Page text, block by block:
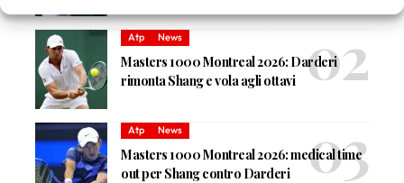
Atp News
Masters 1000 Montreal 2026: Darderi
rimonta Shang e vola agli ottavi
Atp News
Masters 1000 Montreal 2026: medical time
out per Shang contro Darderi